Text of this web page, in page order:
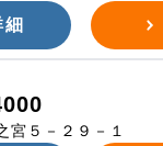
宮５－２９－１